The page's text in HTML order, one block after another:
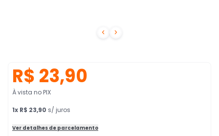
 
R$ 23,90
À vista no PIX
1x R$ 23,90 s/ juros
Ver detalhes de parcelamento